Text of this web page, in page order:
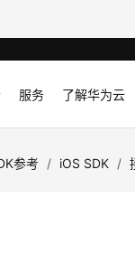
服务 了解华为云
参考 / iOS SDK /